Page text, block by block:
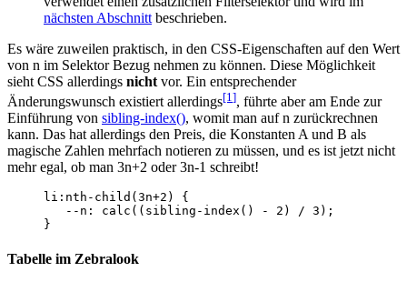
nächsten Abschnitt beschrieben.
Es wäre zuweilen praktisch, in den CSS-Eigenschaften auf den Wert
von n im Selektor Bezug nehmen zu können. Diese Möglichkeit
sieht CSS allerdings nicht vor. Ein entsprechender
Änderungswunsch existiert allerdings[1], führte aber am Ende zur
Einführung von sibling-index(), womit man auf n zurückrechnen
kann. Das hat allerdings den Preis, die Konstanten A und B als
magische Zahlen mehrfach notieren zu müssen, und es ist jetzt nicht
mehr egal, ob man 3n+2 oder 3n-1 schreibt!
li :nth-child ( 3n+2 )
{
-- n : calc (( sibling - index () - 2 ) / 3 );
}
Tabelle im Zebralook